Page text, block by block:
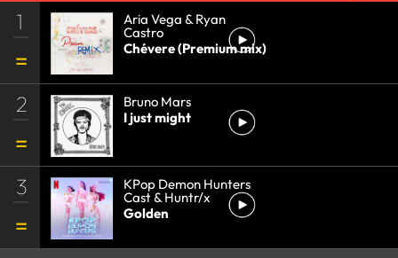
1 Aria Vega & Ryan
Castro
Chévere (Premium mix)
2
Bruno Mars
I just might
3 KPop Demon Hunters
Cast & Huntr/x
Golden